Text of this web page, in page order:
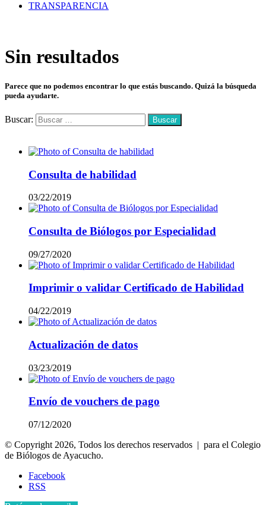
TRANSPARENCIA
Sin resultados
Parece que no podemos encontrar lo que estás buscando. Quizá la búsqueda
pueda ayudarte.
Buscar:
Consulta de habilidad
03/22/2019
Consulta de Biólogos por Especialidad
09/27/2020
Imprimir o validar Certificado de Habilidad
04/22/2019
Actualización de datos
03/23/2019
Envío de vouchers de pago
07/12/2020
© Copyright 2026, Todos los derechos reservados | para el Colegio
de Biólogos de Ayacucho.
Facebook
RSS